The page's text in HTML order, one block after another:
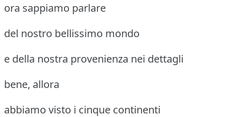
ora sappiamo parlare
del nostro bellissimo mondo
e della nostra provenienza nei dettagli
bene, allora
abbiamo visto i cinque continenti